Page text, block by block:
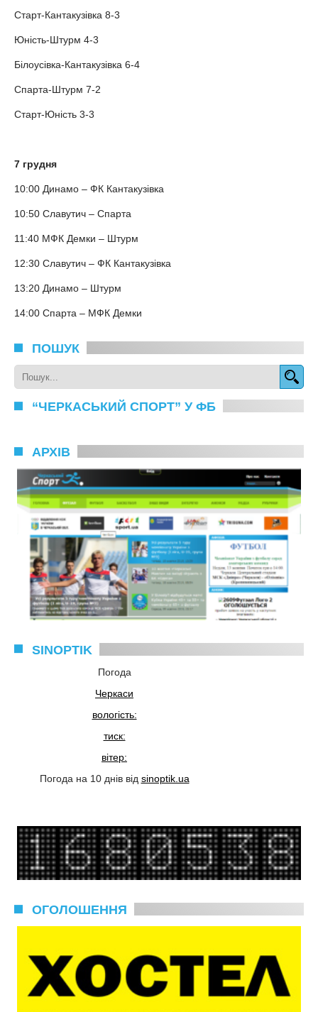
Старт-Кантакузівка 8-3
Юність-Штурм 4-3
Білоусівка-Кантакузівка 6-4
Спарта-Штурм 7-2
Старт-Юність 3-3
7 грудня
10:00 Динамо – ФК Кантакузівка
10:50 Славутич – Спарта
11:40 МФК Демки – Штурм
12:30 Славутич – ФК Кантакузівка
13:20 Динамо – Штурм
14:00 Спарта – МФК Демки
ПОШУК
“ЧЕРКАСЬКИЙ СПОРТ” У ФБ
АРХІВ
SINOPTIK
Погода
Черкаси
вологість:
тиск:
вітер:
Погода на 10 днів від sinoptik.ua
ОГОЛОШЕННЯ